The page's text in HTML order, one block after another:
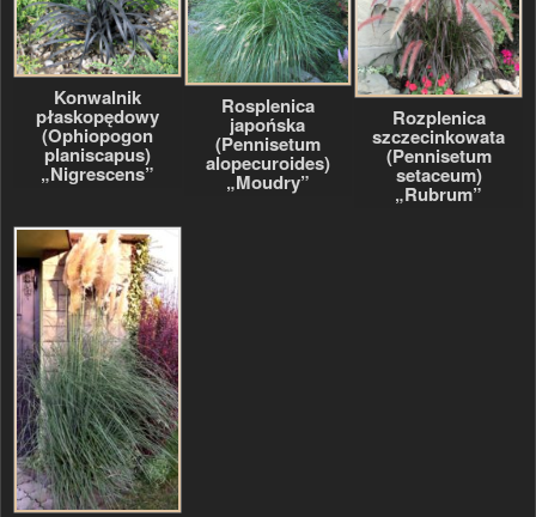
Konwalnik
płaskopędowy
(Ophiopogon
planiscapus)
„Nigrescens”
Rosplenica
japońska
(Pennisetum
alopecuroides)
„Moudry”
Rozplenica
szczecinkowata
(Pennisetum
setaceum)
„Rubrum”